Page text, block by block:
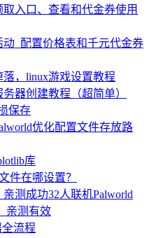
入口、查看和代金券使用
_配置价格表和千元代金券
，linux游戏设置教程
器创建教程（超简单）
保存
优化配置文件存放路
库
件在哪设置？
测成功32人联机Palworld
亲测有效
全流程